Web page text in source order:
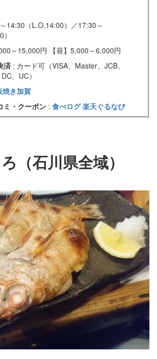
14:30（L.O.14:00）／17:30～
～15,000円 【昼】5,000～6,000円
済 : カード可（VISA、Master、JCB、
、UC）
焼き加賀
ミ・クーポン : 食べログ楽天ぐるなび
（石川県全域）